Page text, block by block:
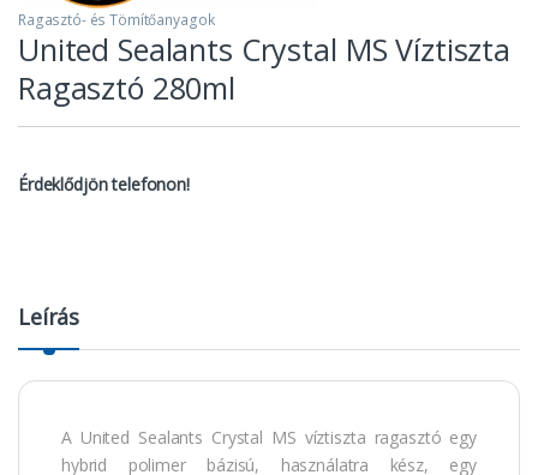
Ragasztó- és Tömítőanyagok
United Sealants Crystal MS Víztiszta
Ragasztó 280ml
Érdeklődjön telefonon!
Leírás
A United Sealants Crystal MS víztiszta ragasztó egy
hybrid polimer bázisú, használatra kész, egy